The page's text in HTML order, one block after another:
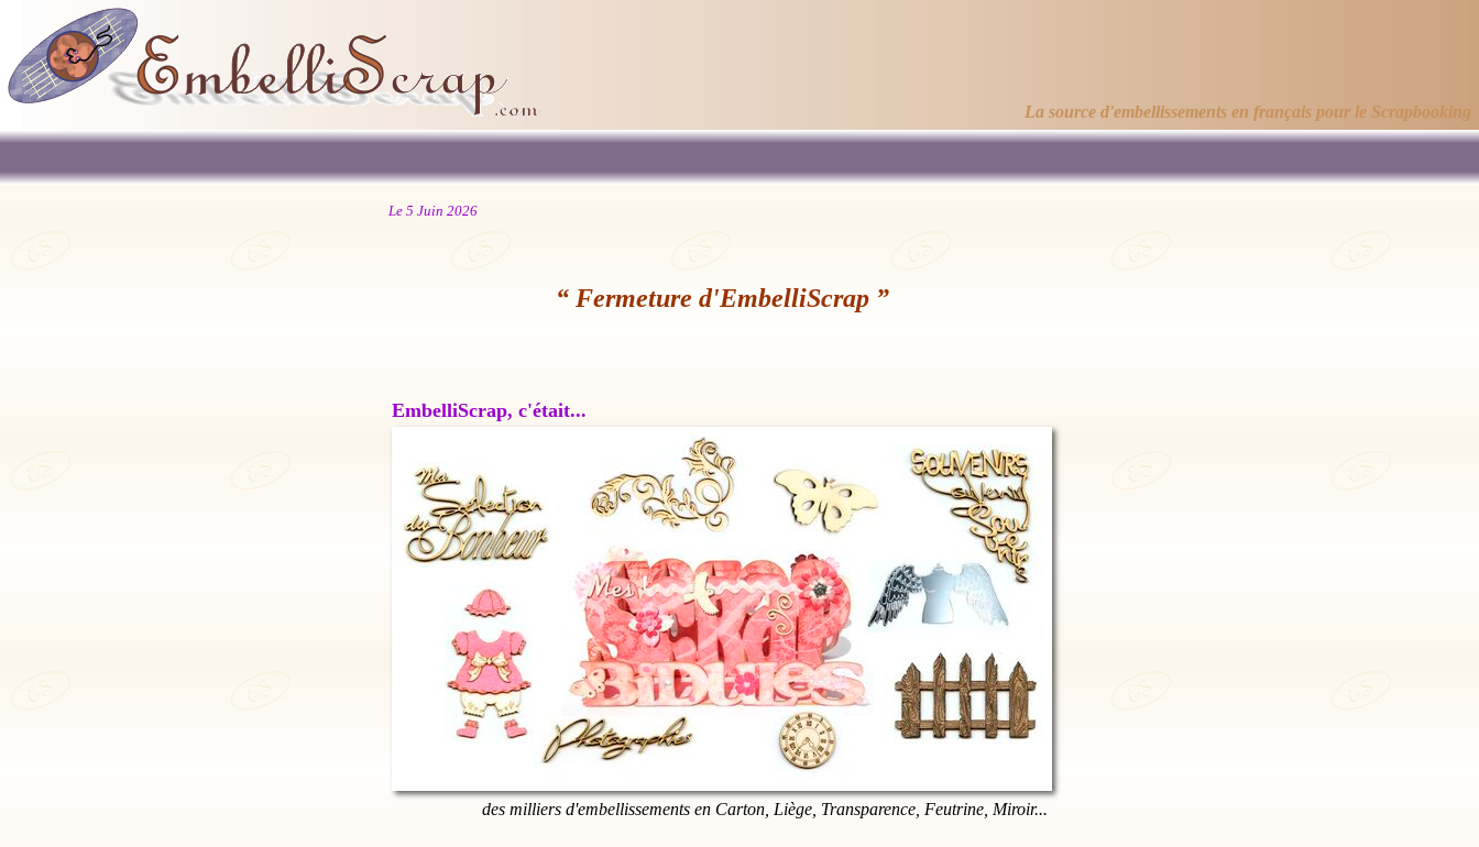
La source d'embellissements en français pour le Scrapbooking
Le 5 Juin 2026
“ Fermeture d'EmbelliScrap ”
EmbelliScrap, c'était...
des milliers d'embellissements en Carton, Liège, Transparence, Feutrine, Miroir...